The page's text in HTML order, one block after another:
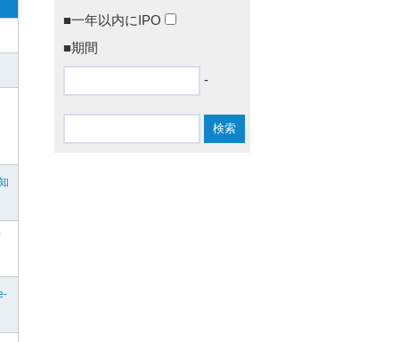
■一年以内にIPO
■期間
-